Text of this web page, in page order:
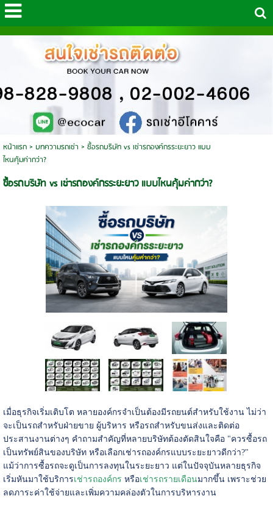
หน้าแรก> บทความรถเช่า > ซื้อรถบริษัท vs เช่ารถองค์กรระยะยาว แบบ
ไหนคุ้มค่ากว่า?
ซื้อรถบริษัท vs เช่ารถองค์กรระยะยาว แบบไหนคุ้มค่ากว่า?
เมื่อธุรกิจเริ่มเติบโต หลายองค์กรจำเป็นต้องมีรถยนต์สำหรับใช้งาน ไม่ว่า
จะเป็นรถสำหรับฝ่ายขาย ผู้บริหาร หรือรถสำหรับขนส่งและติดต่อ
ประสานงานต่างๆ คำถามสำคัญที่หลายบริษัทต้องตัดสินใจคือ "ควรซื้อรถ
เป็นทรัพย์สินของบริษัท หรือเลือกเช่ารถองค์กรแบบระยะยาวดีกว่า?"
แม้ว่าการซื้อรถจะดูเป็นการลงทุนในระยะยาว แต่ในปัจจุบันหลายธุรกิจ
เริ่มหันมาใช้บริการเช่ารถองค์กร หรือเช่ารถรายเดือนมากขึ้น เพราะช่วย
ลดภาระค่าใช้จ่ายและเพิ่มความคล่องตัวในการบริหารงาน